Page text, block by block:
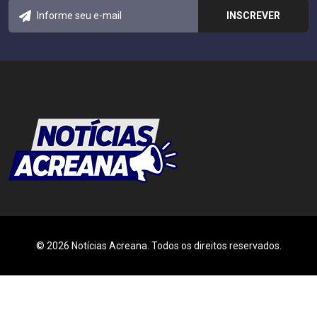
© 2026 Notícias Acreana. Todos os direitos reservados.